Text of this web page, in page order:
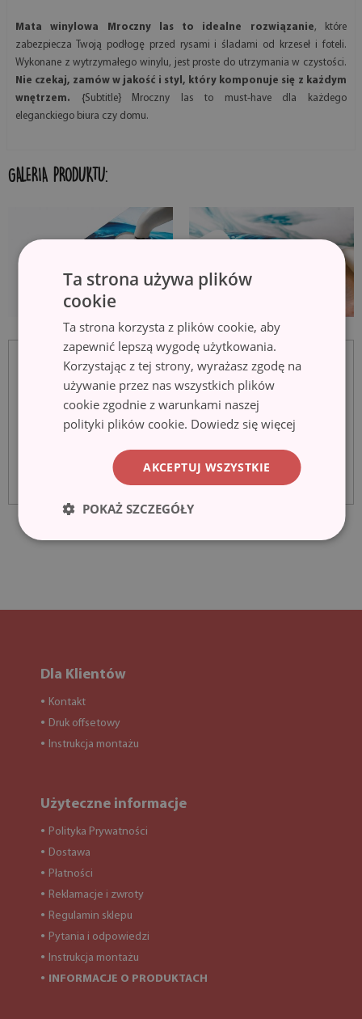
Mata winylowa Mroczny las to idealne rozwiązanie, które
zabezpiecza Twoją podłogę przed rysami i śladami od krzeseł i foteli.
Wykonane z wytrzymałego winylu, jest proste do utrzymania w czystości.
Nie czekaj, zamów w jakość i styl, który komponuje się z każdym
wnętrzem. {Subtitle} Mroczny las to must-have dla każdego
eleganckiego biura czy domu.
GALERIA PRODUKTU:
Dla Klientów
● Kontakt
● Druk offsetowy
● Instrukcja montażu
Użyteczne informacje
● Polityka Prywatności
● Dostawa
● Płatności
● Reklamacje i zwroty
● Regulamin sklepu
● Pytania i odpowiedzi
● Instrukcja montażu
● INFORMACJE O PRODUKTACH
Ta strona używa plików
cookie
Ta strona korzysta z plików cookie, aby
zapewnić lepszą wygodę użytkowania.
Korzystając z tej strony, wyrażasz zgodę na
używanie przez nas wszystkich plików
cookie zgodnie z warunkami naszej
polityki plików cookie. Dowiedz się więcej
AKCEPTUJ WSZYSTKIE
POKAŻ SZCZEGÓŁY